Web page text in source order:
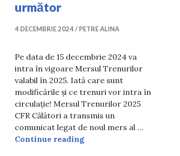
următor
4 DECEMBRIE 2024 PETRE ALINA
Pe data de 15 decembrie 2024 va
intra în vigoare Mersul Trenurilor
valabil în 2025. Iată care sunt
modificările și ce trenuri vor intra în
circulație! Mersul Trenurilor 2025
CFR Călători a transmis un
comunicat legat de noul mers al …
Continue readingMersul trenurilor 2025: